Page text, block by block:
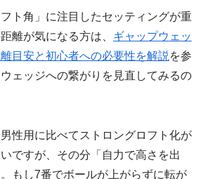
ト角」に注目したセッティングが重
離が気になる方は、 ギャップウェッ
目安と初心者への必要性を解説 を参
ェッジへの繋がりを見直してみるの
性用に比べてストロングロフト化が
ですが、その分「自力で高さを出
もし7番でボールが上がらずに転が